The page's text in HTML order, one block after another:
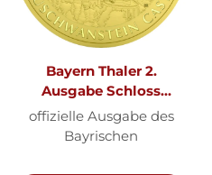
Bayern Thaler 2.
Ausgabe Schloss
Neuschwanstein 2026 1
oz Gold
offizielle Ausgabe des
Bayrischen